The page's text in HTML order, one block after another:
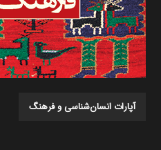
آپارات انسان‌شناسی و فرهنگ